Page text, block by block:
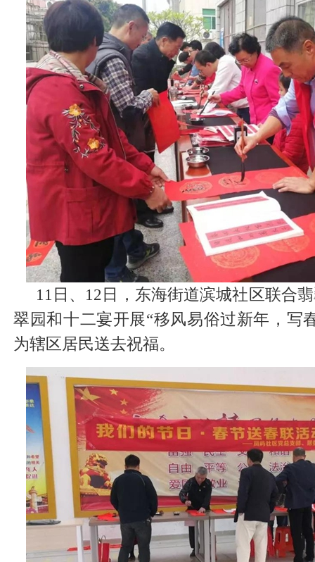
11日、12日，东海街道滨城社区联合
翠园和十二宴开展“移风易俗过新年，写
为辖区居民送去祝福。